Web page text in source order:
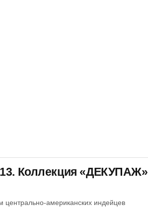
Коллекция «ДЕКУПАЖ»
американских индейцев